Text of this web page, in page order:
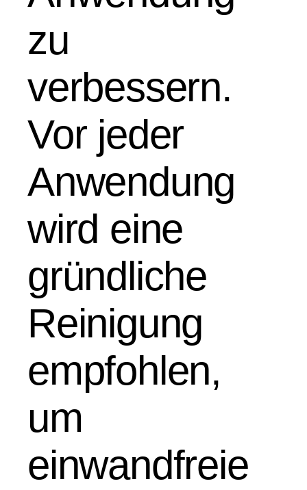
zu
verbessern.
Vor jeder
Anwendung
wird eine
gründliche
Reinigung
empfohlen,
um
einwandfreie